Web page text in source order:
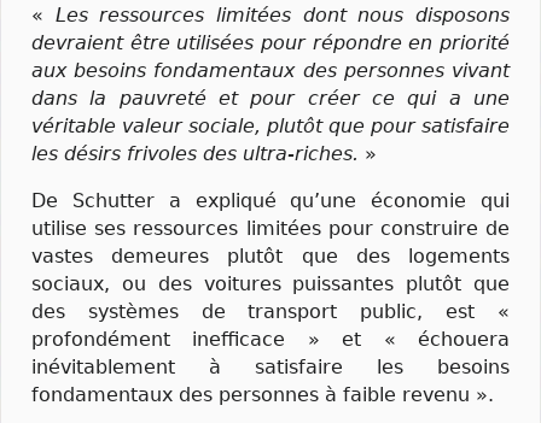
« Les ressources limitées dont nous disposons
devraient être utilisées pour répondre en priorité
aux besoins fondamentaux des personnes vivant
dans la pauvreté et pour créer ce qui a une
véritable valeur sociale, plutôt que pour satisfaire
les désirs frivoles des ultra-riches. »
De Schutter a expliqué qu’une économie qui
utilise ses ressources limitées pour construire de
vastes demeures plutôt que des logements
sociaux, ou des voitures puissantes plutôt que
des systèmes de transport public, est «
profondément inefficace » et « échouera
inévitablement à satisfaire les besoins
fondamentaux des personnes à faible revenu ».